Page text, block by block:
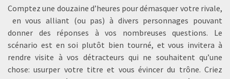
Comptez une douzaine d’heures pour démasquer votre rivale,
en vous alliant (ou pas) à divers personnages pouvant
donner des réponses à vos nombreuses questions. Le
scénario est en soi plutôt bien tourné, et vous invitera à
rendre visite à vos détracteurs qui ne souhaitent qu’une
chose: usurper votre titre et vous évincer du trône. Criez